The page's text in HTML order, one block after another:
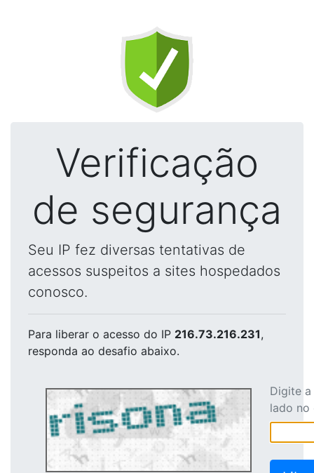
Verificação
de segurança
Seu IP fez diversas tentativas de
acessos suspeitos a sites hospedados
conosco.
Para liberar o acesso do IP 216.73.216.231,
responda ao desafio abaixo.
Digite
lado no